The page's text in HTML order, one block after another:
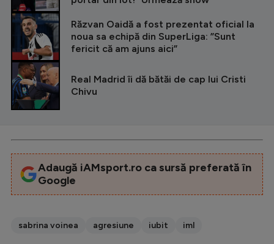
Răzvan Oaidă a fost prezentat oficial la
noua sa echipă din SuperLiga: ”Sunt
fericit că am ajuns aici”
Real Madrid îi dă bătăi de cap lui Cristi
Chivu
Adaugă iAMsport.ro ca sursă preferată în
Google
sabrina voinea agresiune iubit iml